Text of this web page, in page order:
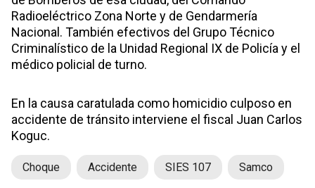
Radioeléctrico Zona Norte y de Gendarmería
Nacional. También efectivos del Grupo Técnico
Criminalístico de la Unidad Regional IX de Policía y el
médico policial de turno.
En la causa caratulada como homicidio culposo en
accidente de tránsito interviene el fiscal Juan Carlos
Koguc.
Choque Accidente SIES 107 Samco